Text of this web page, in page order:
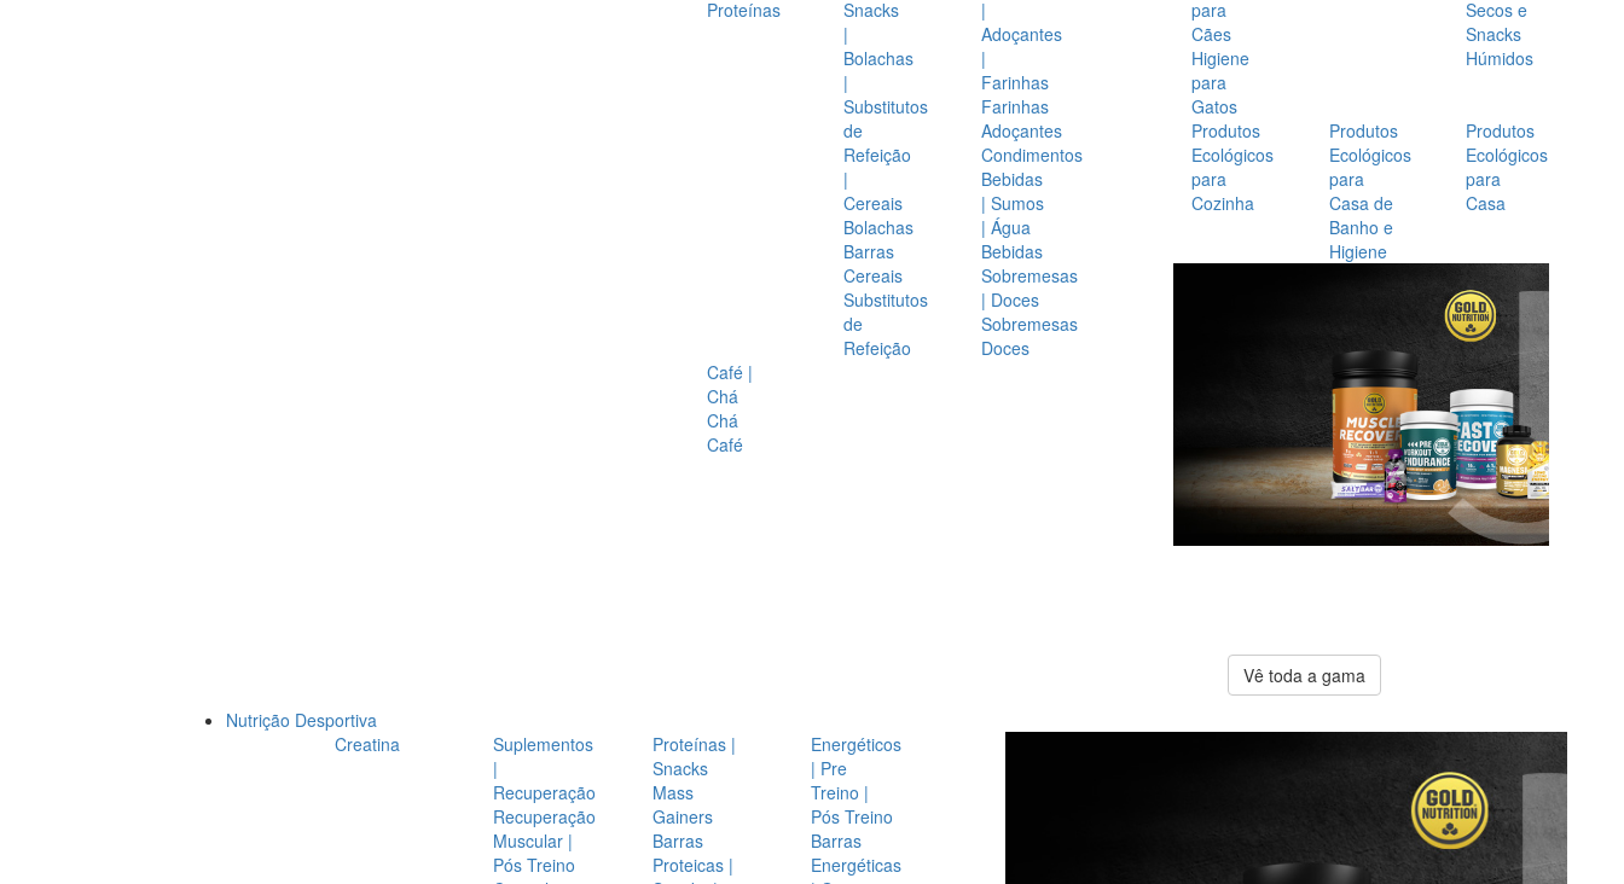
Proteínas
Snacks
|
Bolachas
|
Substitutos
de
Refeição
|
Cereais
Bolachas
Barras
Cereais
Substitutos
de
Refeição
|
Adoçantes
|
Farinhas
Farinhas
Adoçantes
Condimentos
Bebidas
| Sumos
| Água
Bebidas
Sobremesas
| Doces
Sobremesas
Doces
Café |
Chá
Chá
Café
para
Cães
Higiene
para
Gatos
Secos e
Snacks
Húmidos
Produtos
Ecológicos
para
Cozinha
Produtos
Ecológicos
para
Casa de
Banho e
Higiene
Produtos
Ecológicos
para
Casa
Vê toda a gama
Nutrição Desportiva
Creatina
Suplementos
|
Recuperação
Recuperação
Muscular |
Pós Treino
Proteínas |
Snacks
Mass
Gainers
Barras
Proteicas |
Energéticos
| Pre
Treino |
Pós Treino
Barras
Energéticas